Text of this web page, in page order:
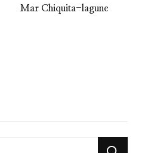
Mar Chiquita-lagune